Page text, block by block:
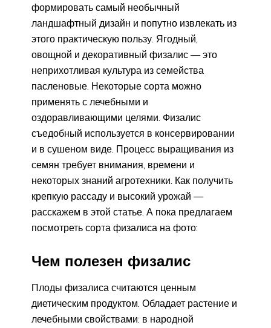
формировать самый необычный
ландшафтный дизайн и попутно извлекать из
этого практическую пользу. Ягодный,
овощной и декоративный физалис — это
неприхотливая культура из семейства
пасленовые. Некоторые сорта можно
применять с лечебными и
оздоравливающими целями. Физалис
съедобный используется в консервировании
и в сушеном виде. Процесс выращивания из
семян требует внимания, времени и
некоторых знаний агротехники. Как получить
крепкую рассаду и высокий урожай —
расскажем в этой статье. А пока предлагаем
посмотреть сорта физалиса на фото:
Чем полезен физалис
Плоды физалиса считаются ценным
диетическим продуктом. Обладает растение и
лечебными свойствами: в народной